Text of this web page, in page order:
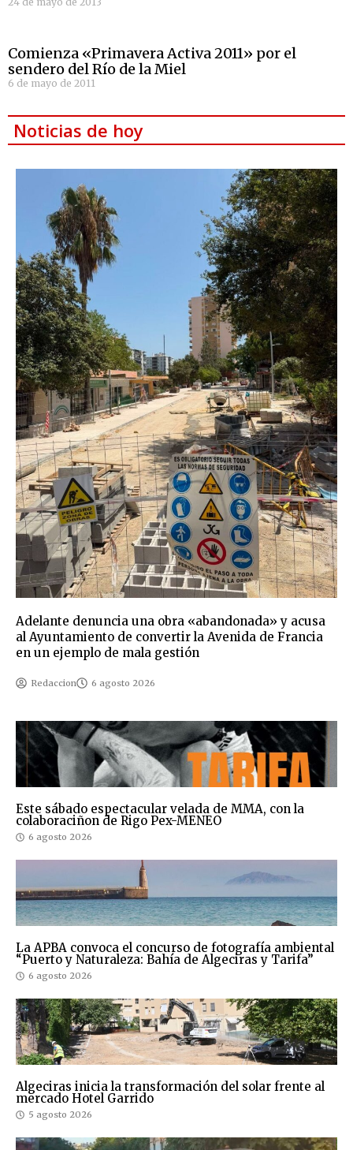
Comienza «Primavera Activa 2011» por el
sendero del Río de la Miel
6 de mayo de 2011
Noticias de hoy
Adelante denuncia una obra «abandonada» y acusa
al Ayuntamiento de convertir la Avenida de Francia
en un ejemplo de mala gestión
Redaccion 6 agosto 2026
Este sábado espectacular velada de MMA, con la
colaboraciñon de Rigo Pex-MENEO
6 agosto 2026
La APBA convoca el concurso de fotografía ambiental
“Puerto y Naturaleza: Bahía de Algeciras y Tarifa”
6 agosto 2026
Algeciras inicia la transformación del solar frente al
mercado Hotel Garrido
5 agosto 2026